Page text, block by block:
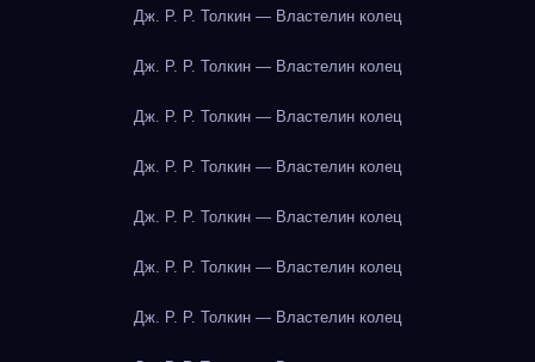
Дж. Р. Р. Толкин — Властелин колец
Дж. Р. Р. Толкин — Властелин колец
Дж. Р. Р. Толкин — Властелин колец
Дж. Р. Р. Толкин — Властелин колец
Дж. Р. Р. Толкин — Властелин колец
Дж. Р. Р. Толкин — Властелин колец
Дж. Р. Р. Толкин — Властелин колец